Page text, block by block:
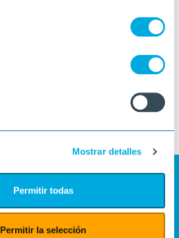
Mostrar detalles
Permitir todas
Permitir la selección